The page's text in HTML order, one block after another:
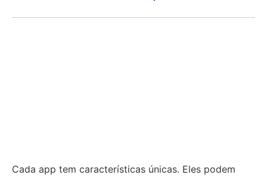
Cada app tem características únicas. Eles podem